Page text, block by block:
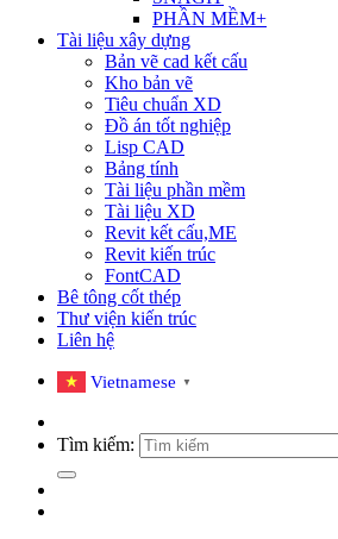
PHẦN MỀM+
Tài liệu xây dựng
Bản vẽ cad kết cấu
Kho bản vẽ
Tiêu chuẩn XD
Đồ án tốt nghiệp
Lisp CAD
Bảng tính
Tài liệu phần mềm
Tài liệu XD
Revit kết cấu,ME
Revit kiến trúc
FontCAD
Bê tông cốt thép
Thư viện kiến trúc
Liên hệ
Vietnamese ▼
Tìm kiếm: